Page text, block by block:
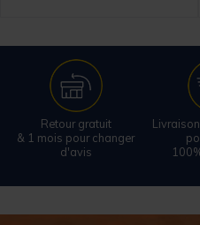
Retour gratuit
& 1 mois pour changer
d'avis